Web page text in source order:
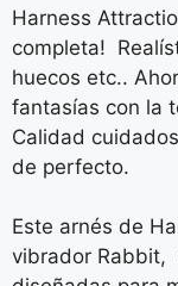
Harness
completa!
huecos etc..
fantasías con la
Calidad
de perfecto.
Este arnés de
vibrador Rabbit,